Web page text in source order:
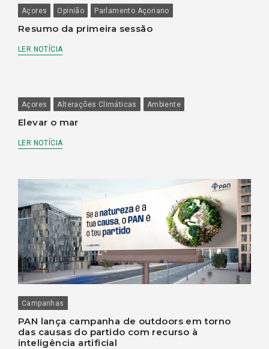
Açores Opinião Parlamento Açoriano
Resumo da primeira sessão
LER NOTÍCIA
Açores Alterações Climáticas Ambiente
Elevar o mar
LER NOTÍCIA
Campanhas
PAN lança campanha de outdoors em torno
das causas do partido com recurso à
inteligência artificial